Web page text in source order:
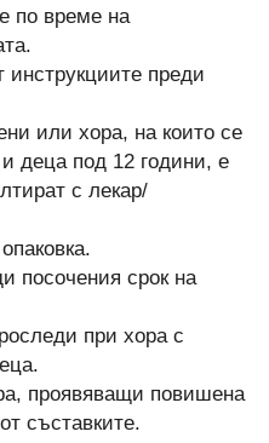
по време на
инструкциите преди
или хора, на които се
деца под 12 години, е
с лекар/
посочения срок на
при хора с
проявяващи повишена
съставките.